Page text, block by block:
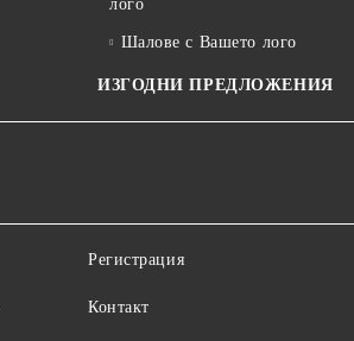
лого
Шалове с Вашето лого
ИЗГОДНИ ПРЕДЛОЖЕНИЯ
Регистрация
Контакт